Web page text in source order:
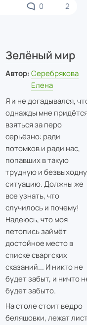
0 2
Зелёный мир
Автор: Серебрякова
Елена
Я и не догадывался,
однажды мне
взяться за перо
серьёзно: ради
потомков и ради нас,
попавших в такую
трудную и
ситуацию. Должны же
все узнать, что
случилось и почему!
Надеюсь, что моя
летопись займёт
достойное место в
списке сваргских
сказаний... И никто не
будет забыт, и ничто
будет забыто.
На столе стоит ведро
беляшовки, лежат